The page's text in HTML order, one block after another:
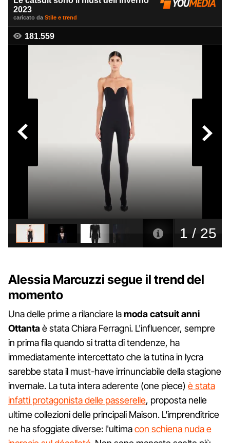
Alessia Marcuzzi segue il trend del
momento
Una delle prime a rilanciare lamoda catsuit anni
Ottantaè stata Chiara Ferragni. L'influencer, sempre
in prima fila quando si tratta di tendenze, ha
immediatamente intercettato che la tutina in lycra
sarebbe stata il must-have irrinunciabile della stagione
invernale. La tuta intera aderente (one piece) è stata
infatti protagonista delle passerelle, proposta nelle
ultime collezioni delle principali Maison. L'imprenditrice
ne ha sfoggiate diverse: l'ultimacon schiena nuda e